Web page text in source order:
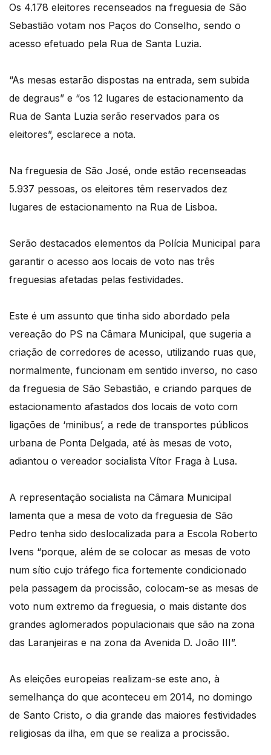
Os 4.178 eleitores recenseados na freguesia de São
Sebastião votam nos Paços do Conselho, sendo o
acesso efetuado pela Rua de Santa Luzia.
“As mesas estarão dispostas na entrada, sem subida
de degraus” e “os 12 lugares de estacionamento da
Rua de Santa Luzia serão reservados para os
eleitores”, esclarece a nota.
Na freguesia de São José, onde estão recenseadas
5.937 pessoas, os eleitores têm reservados dez
lugares de estacionamento na Rua de Lisboa.
Serão destacados elementos da Polícia Municipal para
garantir o acesso aos locais de voto nas três
freguesias afetadas pelas festividades.
Este é um assunto que tinha sido abordado pela
vereação do PS na Câmara Municipal, que sugeria a
criação de corredores de acesso, utilizando ruas que,
normalmente, funcionam em sentido inverso, no caso
da freguesia de São Sebastião, e criando parques de
estacionamento afastados dos locais de voto com
ligações de ‘minibus’, a rede de transportes públicos
urbana de Ponta Delgada, até às mesas de voto,
adiantou o vereador socialista Vítor Fraga à Lusa.
A representação socialista na Câmara Municipal
lamenta que a mesa de voto da freguesia de São
Pedro tenha sido deslocalizada para a Escola Roberto
Ivens “porque, além de se colocar as mesas de voto
num sítio cujo tráfego fica fortemente condicionado
pela passagem da procissão, colocam-se as mesas de
voto num extremo da freguesia, o mais distante dos
grandes aglomerados populacionais que são na zona
das Laranjeiras e na zona da Avenida D. João III”.
As eleições europeias realizam-se este ano, à
semelhança do que aconteceu em 2014, no domingo
de Santo Cristo, o dia grande das maiores festividades
religiosas da ilha, em que se realiza a procissão.